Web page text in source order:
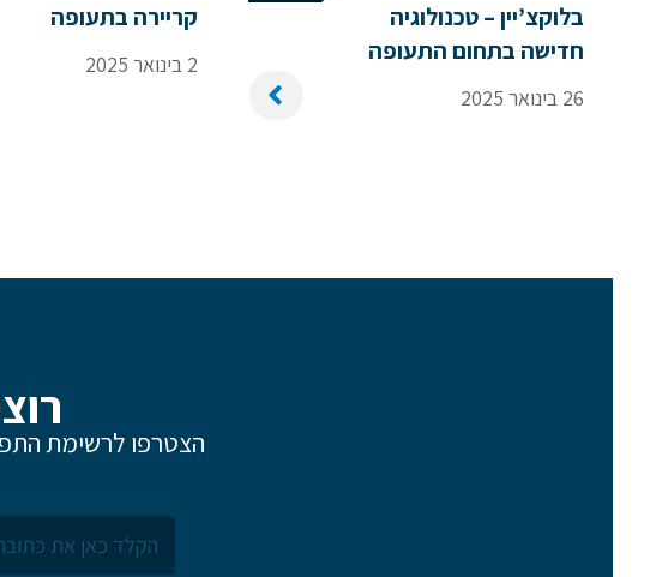
בלוקצ’יין – טכנולוגיה
חדישה בתחום התעופה
26 בינואר 2025
קריירה בתעופה
2 בינואר 2025
הצטרפו לרשימת